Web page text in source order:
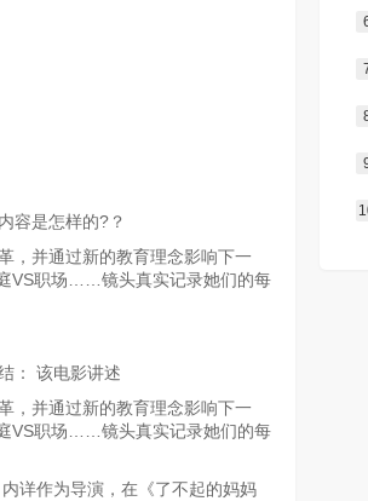
容是怎样的?？
，并通过新的教育理念影响下一
职场……镜头真实记录她们的每
： 该电影讲述
，并通过新的教育理念影响下一
职场……镜头真实记录她们的每
详作为导演，在《了不起的妈妈